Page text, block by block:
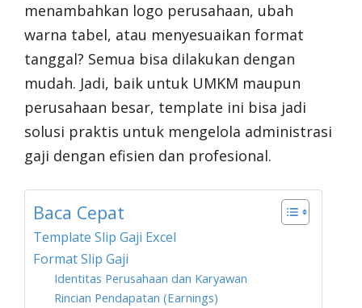
menambahkan logo perusahaan, ubah
warna tabel, atau menyesuaikan format
tanggal? Semua bisa dilakukan dengan
mudah. Jadi, baik untuk UMKM maupun
perusahaan besar, template ini bisa jadi
solusi praktis untuk mengelola administrasi
gaji dengan efisien dan profesional.
Baca Cepat
Template Slip Gaji Excel
Format Slip Gaji
Identitas Perusahaan dan Karyawan
Rincian Pendapatan (Earnings)